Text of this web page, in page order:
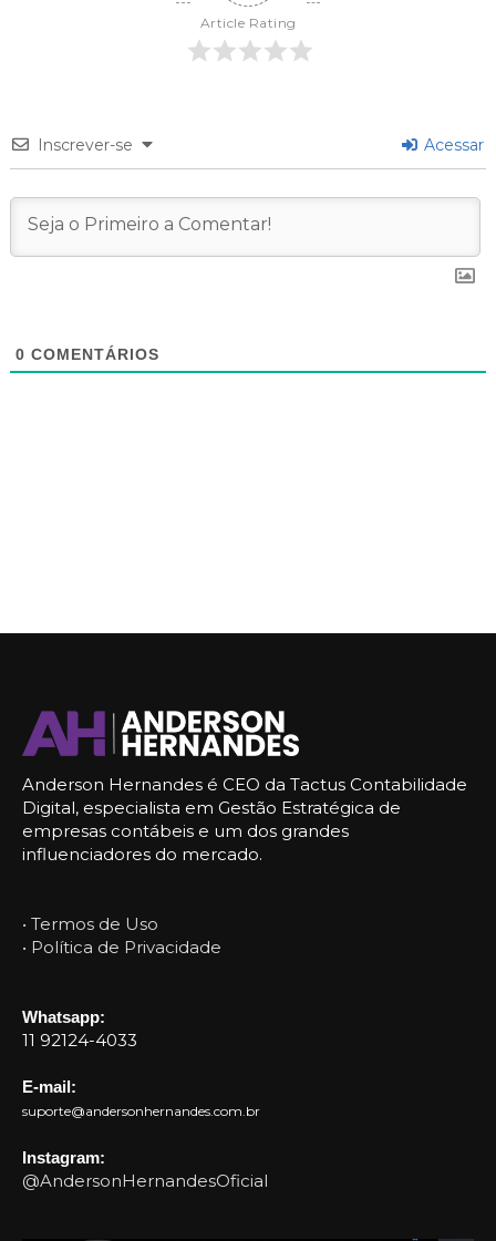
Article Rating
Inscrever-se Acessar
0 COMENTÁRIOS
Anderson Hernandes é CEO da Tactus Contabilidade
Digital, especialista em Gestão Estratégica de
empresas contábeis e um dos grandes
influenciadores do mercado.
• Termos de Uso
• Política de Privacidade
Whatsapp:
11 92124-4033
E-mail:
suporte@andersonhernandes.com.br
Instagram:
@AndersonHernandesOficial